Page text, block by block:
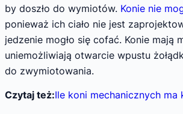
by doszło do wymiotów. Konie nie
ponieważ ich ciało nie jest
jedzenie mogło się cofać. Konie mają
uniemożliwiają otwarcie wpustu
do zwymiotowania.
Czytaj też:Ile koni mechanicznych ma